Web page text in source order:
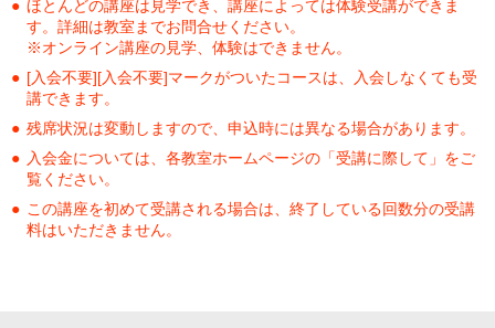
ほとんどの講座は見学でき、講座によっては体験受講ができま
す。詳細は教室までお問合せください。
※オンライン講座の見学、体験はできません。
[入会不要][入会不要]マークがついたコースは、入会しなくても受
講できます。
残席状況は変動しますので、申込時には異なる場合があります。
入会金については、各教室ホームページの「受講に際して」をご
覧ください。
この講座を初めて受講される場合は、終了している回数分の受講
料はいただきません。